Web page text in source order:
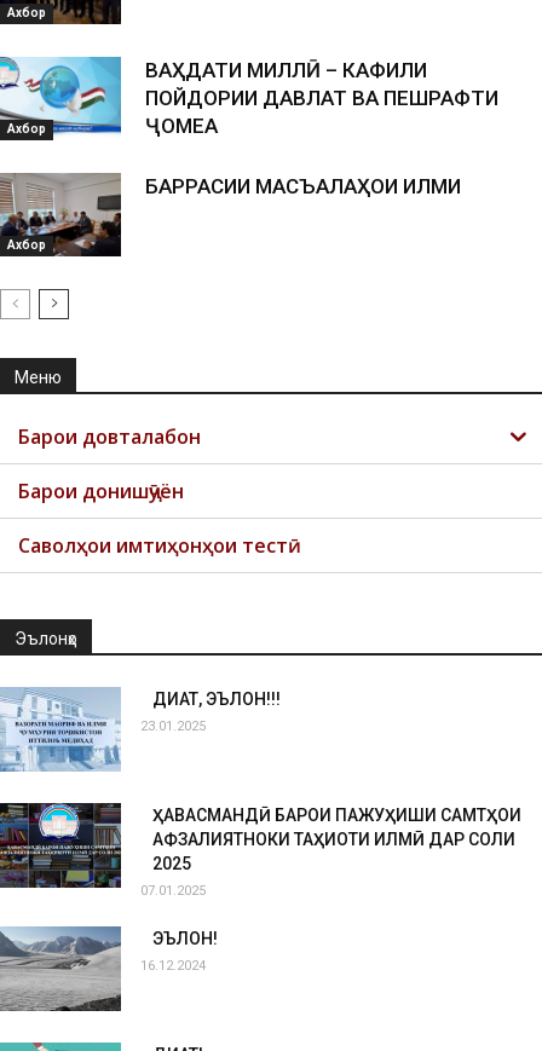
Ахбор
Ахбор
ВАҲДАТИ МИЛЛӢ – КАФИЛИ
ПОЙДОРИИ ДАВЛАТ ВА ПЕШРАФТИ
ҶОМЕА
Ахбор
БАРРАСИИ МАСЪАЛАҲОИ ИЛМИ
Меню
Барои довталабон
Барои донишҷӯён
Саволҳои имтиҳонҳои тестӣ
Эълонҳо
ДИҚҚАТ, ЭЪЛОН!!!
23.01.2025
ҲАВАСМАНДӢ БАРОИ ПАЖУҲИШИ САМТҲОИ
АФЗАЛИЯТНОКИ ТАҲҚИҚОТИ ИЛМӢ ДАР СОЛИ
2025
07.01.2025
ЭЪЛОН!
16.12.2024